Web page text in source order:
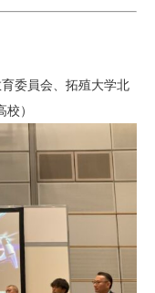
育委員会、拓殖大学北
）